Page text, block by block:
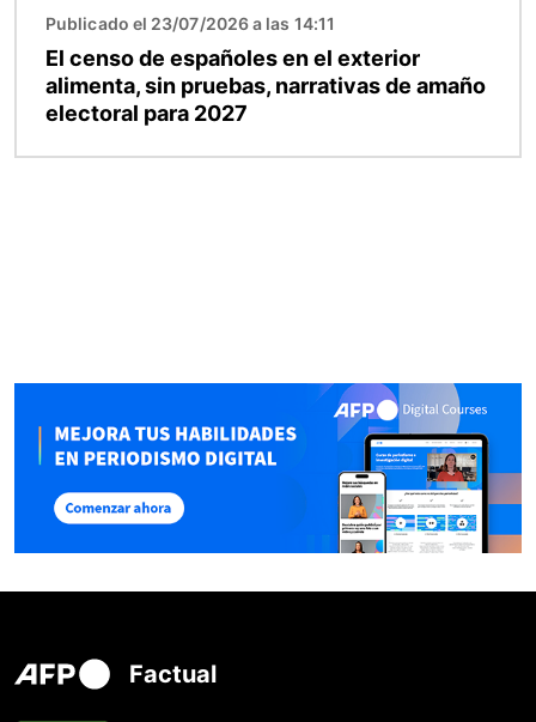
Publicado el 23/07/2026 a las 14:11
El censo de españoles en el exterior
alimenta, sin pruebas, narrativas de amaño
electoral para 2027
Factual